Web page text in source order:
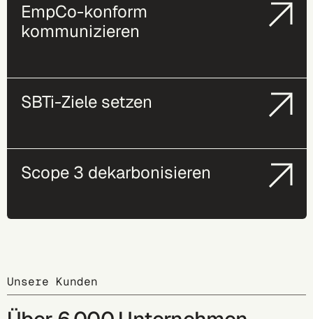
EmpCo-konform
kommunizieren
SBTi-Ziele setzen
Scope 3 dekarbonisieren
Unsere Kunden